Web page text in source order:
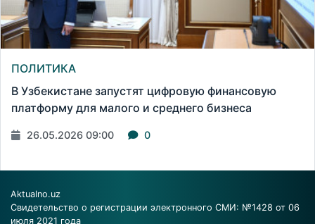
ПОЛИТИКА
В Узбекистане запустят цифровую финансовую
платформу для малого и среднего бизнеса
26.05.2026 09:00 0
Aktualno.uz
Свидетельство о регистрации электронного СМИ: №1428 от 06
июля 2021 года